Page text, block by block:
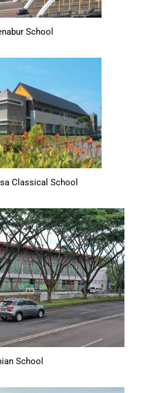
School
Classical School
School